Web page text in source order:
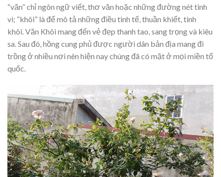
“văn” chỉ ngôn ngữ viết, thơ văn hoặc những đường nét tinh
vi; “khôi” là để mô tả những điều tinh tế, thuần khiết, tinh
khôi. Văn Khôi mang đến vẻ đẹp thanh tao, sang trọng và kiêu
sa. Sau đó, hồng cung phủ được người dân bản địa mang đi
trồng ở nhiều nơi nên hiện nay chúng đã có mặt ở mọi miền tổ
quốc.